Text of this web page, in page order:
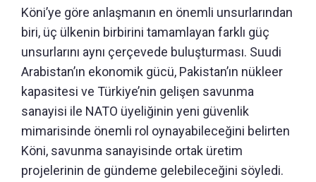
Köni’ye göre anlaşmanın en önemli unsurlarından
biri, üç ülkenin birbirini tamamlayan farklı güç
unsurlarını aynı çerçevede buluşturması. Suudi
Arabistan’ın ekonomik gücü, Pakistan’ın nükleer
kapasitesi ve Türkiye’nin gelişen savunma
sanayisi ile NATO üyeliğinin yeni güvenlik
mimarisinde önemli rol oynayabileceğini belirten
Köni, savunma sanayisinde ortak üretim
projelerinin de gündeme gelebileceğini söyledi.